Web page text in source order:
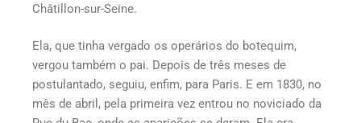
Châtillon-sur-Seine.
Ela, que tinha vergado os operários do botequim,
vergou também o pai. Depois de três meses de
postulantado, seguiu, enfim, para Paris. E em 1830, no
mês de abril, pela primeira vez entrou no noviciado da